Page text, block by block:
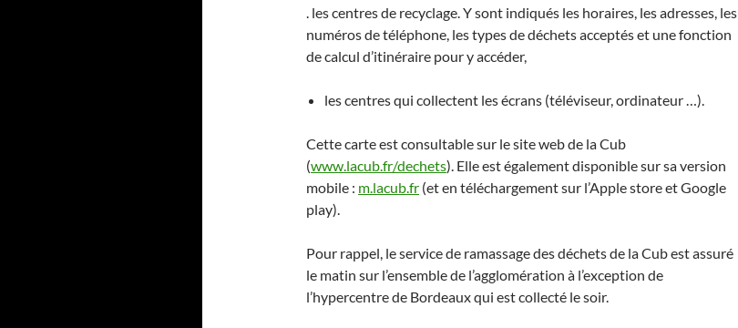
. les centres de recyclage. Y sont indiqués les horaires, les adresses, les
numéros de téléphone, les types de déchets acceptés et une fonction
de calcul d’itinéraire pour y accéder,
les centres qui collectent les écrans (téléviseur, ordinateur …).
Cette carte est consultable sur le site web de la Cub
(www.lacub.fr/dechets). Elle est également disponible sur sa version
mobile : m.lacub.fr (et en téléchargement sur l’Apple store et Google
play).
Pour rappel, le service de ramassage des déchets de la Cub est assuré
le matin sur l’ensemble de l’agglomération à l’exception de
l’hypercentre de Bordeaux qui est collecté le soir.